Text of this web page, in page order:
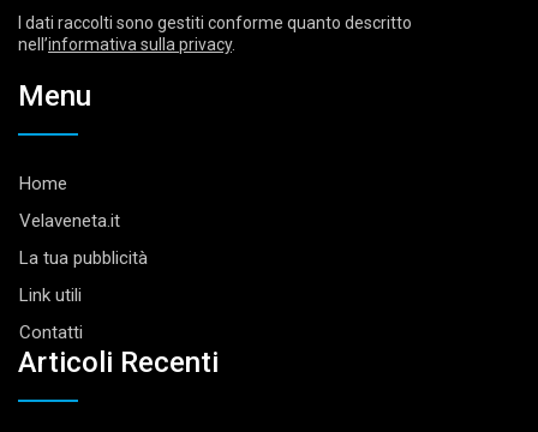
I dati raccolti sono gestiti conforme quanto descritto
nell’informativa sulla privacy.
Menu
Home
Velaveneta.it
La tua pubblicità
Link utili
Contatti
Articoli Recenti